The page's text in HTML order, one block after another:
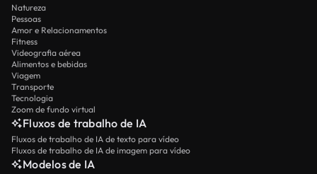
Natureza
Pessoas
Amor e Relacionamentos
Fitness
Videografia aérea
Alimentos e bebidas
Viagem
Transporte
Tecnologia
Zoom de fundo virtual
Fluxos de trabalho de IA
Fluxos de trabalho de IA de texto para vídeo
Fluxos de trabalho de IA de imagem para vídeo
Modelos de IA